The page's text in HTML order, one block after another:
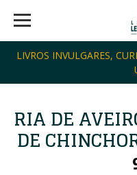
LIVROS INVULGARES,
RIA DE
DE